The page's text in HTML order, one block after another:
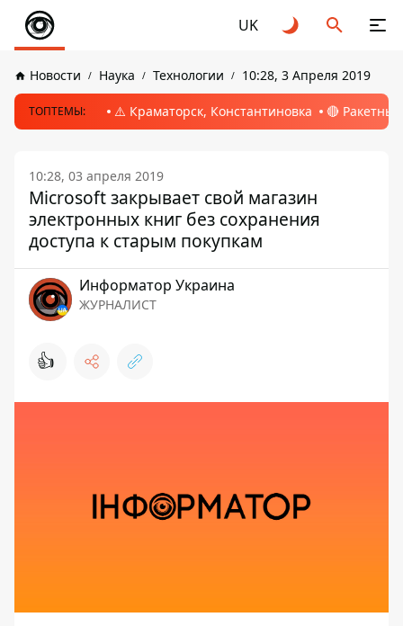
UK
Новости Наука Технологии 10:28, 3 Апреля 2019
ТОПТЕМЫ: ⚠️ Краматорск, Константиновка 🔴
10:28, 03 апреля 2019
Microsoft закрывает свой магазин
электронных книг без сохранения
доступа к старым покупкам
Информатор Украина
ЖУРНАЛИСТ
👍